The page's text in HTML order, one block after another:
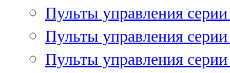
Пульты управления
Пульты управления
Пульты управления